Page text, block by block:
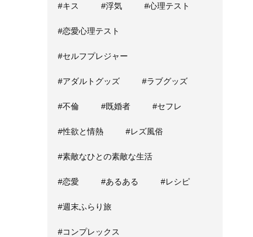
#キス #浮気 #心理テスト
#恋愛心理テスト
#セルフプレジャー
#アダルトグッズ #ラブグッズ
#不倫 #既婚者 #セフレ
#性欲と情熱 #レズ風俗
#素敵なひとの素敵な生活
#恋愛 #あるある #レシピ
#週末ふらり旅
#コンプレックス